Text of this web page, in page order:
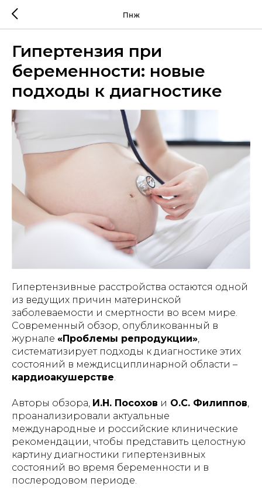
Пнж
Гипертензия при
беременности: новые
подходы к диагностике
Гипертензивные расстройства остаются одной
из ведущих причин материнской
заболеваемости и смертности во всем мире.
Современный обзор, опубликованный в
журнале «Проблемы репродукции»,
систематизирует подходы к диагностике этих
состояний в междисциплинарной области –
кардиоакушерстве.
Авторы обзора, И.Н. Посохов и О.С. Филиппов,
проанализировали актуальные
международные и российские клинические
рекомендации, чтобы представить целостную
картину диагностики гипертензивных
состояний во время беременности и в
послеродовом периоде.